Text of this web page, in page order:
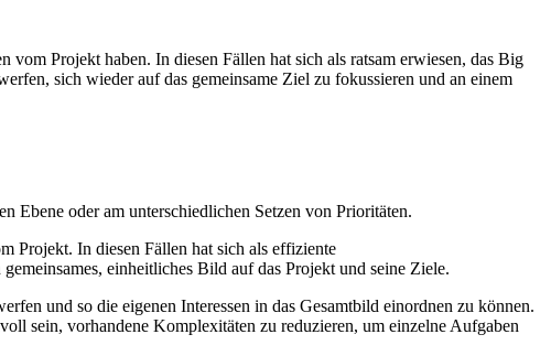
Projekt haben. In diesen Fällen hat sich als ratsam erwiesen, das Big
sich wieder auf das gemeinsame Ziel zu fokussieren und an einem
Ebene oder am unterschiedlichen Setzen von Prioritäten.
Projekt. In diesen Fällen hat sich als effiziente
einheitliches Bild auf das Projekt und seine Ziele.
und so die eigenen Interessen in das Gesamtbild einordnen zu können.
sein, vorhandene Komplexitäten zu reduzieren, um einzelne Aufgaben